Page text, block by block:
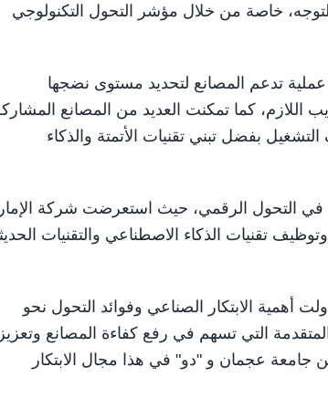
خاصة من خلال مؤشر التحول التكنولوجي
تدعم المصانع لتحديد مستوى نضجها
كما تمكنت العديد من المصانع
بفضل تبني تقنيات الأتمتة والذكاء
في التحول الرقمي، حيث استعرضت شركة
تقنيات الذكاء الاصطناعي والتقنيات
أهمية الابتكار الصناعي وفوائد التحول نحو
التي تسهم في رفع كفاءة المصانع
عجمان و "دو" في هذا مجال الابتكار